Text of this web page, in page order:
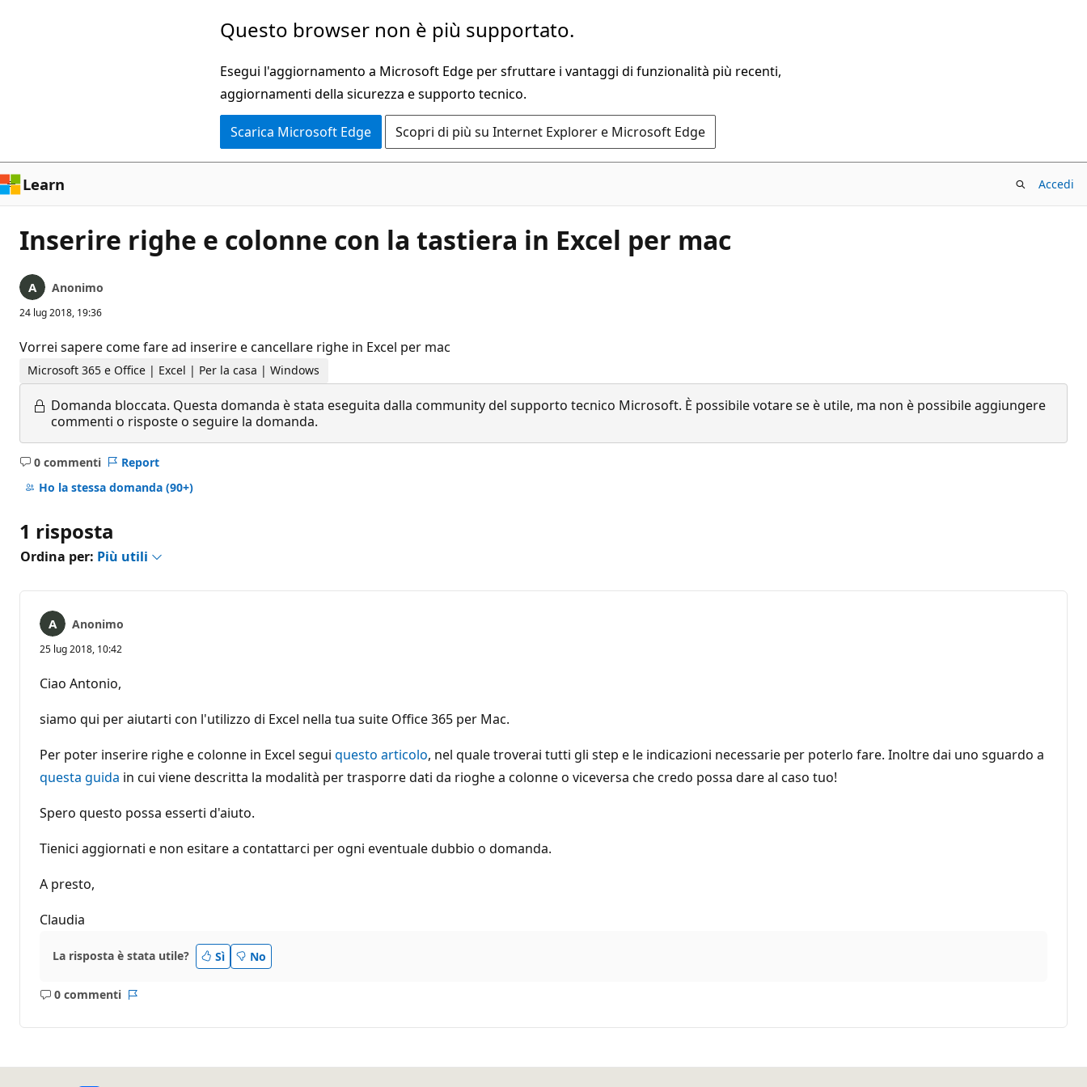
Questo browser non è più supportato.
Esegui l'aggiornamento a Microsoft Edge per sfruttare i vantaggi di funzionalità più recenti,
aggiornamenti della sicurezza e supporto tecnico.
Scarica Microsoft Edge Scopri di più su Internet Explorer e Microsoft Edge
Learn Accedi
Inserire righe e colonne con la tastiera in Excel per mac
Anonimo
24 lug 2018, 19:36
Vorrei sapere come fare ad inserire e cancellare righe in Excel per mac
Microsoft 365 e Office | Excel | Per la casa | Windows
Domanda bloccata. Questa domanda è stata eseguita dalla community del supporto tecnico Microsoft. È possibile votare se è utile, ma non è possibile aggiungere
commenti o risposte o seguire la domanda.
0 commenti
Nessun
commento
Report
Ho la stessa domanda (90+)
1 risposta
Ordina per: Più utili
Anonimo
25 lug 2018, 10:42
Ciao Antonio,
siamo qui per aiutarti con l'utilizzo di Excel nella tua suite Office 365 per Mac.
Per poter inserire righe e colonne in Excel segui questo articolo, nel quale troverai tutti gli step e le indicazioni necessarie per poterlo fare. Inoltre dai uno sguardo a
questa guida in cui viene descritta la modalità per trasporre dati da rioghe a colonne o viceversa che credo possa dare al caso tuo!
Spero questo possa esserti d'aiuto.
Tienici aggiornati e non esitare a contattarci per ogni eventuale dubbio o domanda.
A presto,
Claudia
La risposta è stata utile? Sì No
0 commenti
Nessun